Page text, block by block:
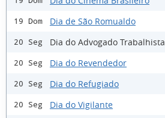
19 Dom Dia de São Romualdo
20 Seg Dia do Advogado Trabalhista
20 Seg Dia do Revendedor
20 Seg Dia do Refugiado
20 Seg Dia do Vigilante